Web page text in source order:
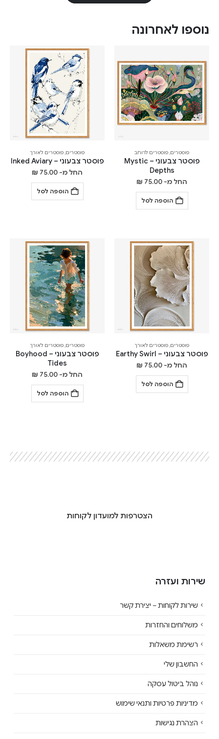
נוספו לאחרונה
פוסטרים,פוסטרים לרוחב
פוסטר צבעוני – Mystic
Depths
החל מ- ₪ 75.00
הוספה לסל
פוסטרים,פוסטרים לאורך
פוסטר צבעוני – Inked Aviary
החל מ- ₪ 75.00
הוספה לסל
פוסטרים,פוסטרים לאורך
פוסטר צבעוני – Earthy Swirl
החל מ- ₪ 75.00
הוספה לסל
פוסטרים,פוסטרים לאורך
פוסטר צבעוני – Boyhood
Tides
החל מ- ₪ 75.00
הוספה לסל
הצטרפות למועדון לקוחות
שירות ועזרה
שירות לקוחות – יצירת קשר
משלוחים והחזרות
רשימת משאלות
החשבון שלי
נוהל ביטול עסקה
מדיניות פרטיות ותנאי שימוש
הצהרת נגישות